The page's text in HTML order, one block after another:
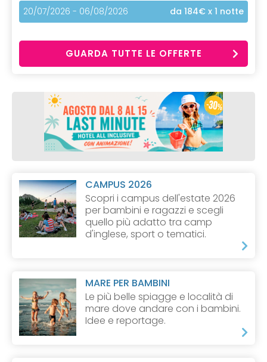
20/07/2026 - 06/08/2026
da 184€ x 1 notte
GUARDA TUTTE LE OFFERTE
CAMPUS 2026
Scopri i campus dell'estate 2026
per bambini e ragazzi e scegli
quello più adatto tra camp
d'inglese, sport o tematici.
MARE PER BAMBINI
Le più belle spiagge e località di
mare dove andare con i bambini.
Idee e reportage.